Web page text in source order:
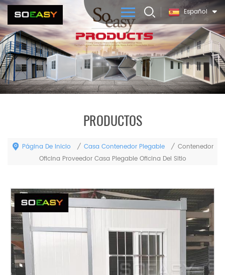
Español
PRODUCTOS
Página De Inicio / Casa Contenedor Plegable / Contenedor
Oficina Proveedor Casa Plegable Oficina Del Sitio